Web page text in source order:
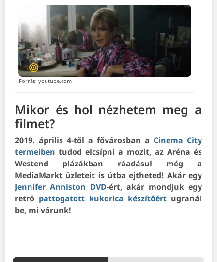
Forrás: youtube.com
Mikor és hol nézhetem meg a
filmet?
2019. április 4-től a fővárosban a Cinema City
termeiben tudod elcsípni a mozit, az Aréna és
Westend plázákban ráadásul még a
MediaMarkt üzleteit is útba ejtheted! Akár egy
Jennifer Anniston DVD-ért, akár mondjuk egy
retró pattogatott kukorica készítőértugranál
be, mi várunk!